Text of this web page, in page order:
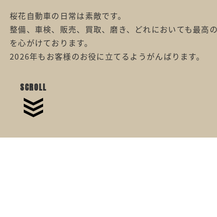
桜花自動車の日常は素敵です。
整備、車検、販売、買取、磨き、どれにおいても最高
を心がけております。
2026年もお客様のお役に立てるようがんばります。
SCROLL